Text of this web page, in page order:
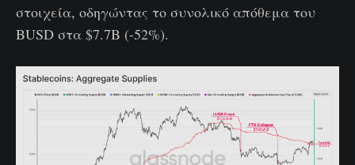
στοιχεία, οδηγώντας το συνολικό απόθεμα του
BUSD στα $7.7B (-52%).